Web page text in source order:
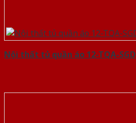
Nội thất tủ quần áo 12-TQA-SGD